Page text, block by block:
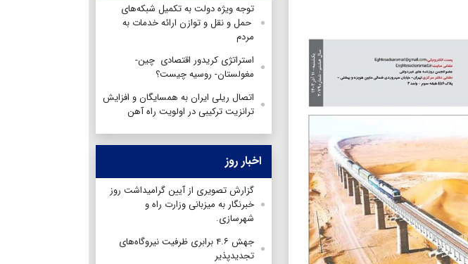
توجه ویژه دولت به تکمیل شبکه‌های
حمل و نقل و توازن ارائه خدمات به
مردم
استراتژی کریدور اقتصادی چین-
مغولستان- روسیه چیست؟
اتصال ریلی ایران به همسایگان و افزایش
ترانزیت ترکیبی در اولویت راه آهن
اخبار روز
گزارش تصویری از آیین گرامیداشت روز
خبرنگار به میزبانی وزارت راه و
شهرسازی.
جهش ۴.۶ برابری ظرفیت نیروگاه‌های
تجدیدپذیر